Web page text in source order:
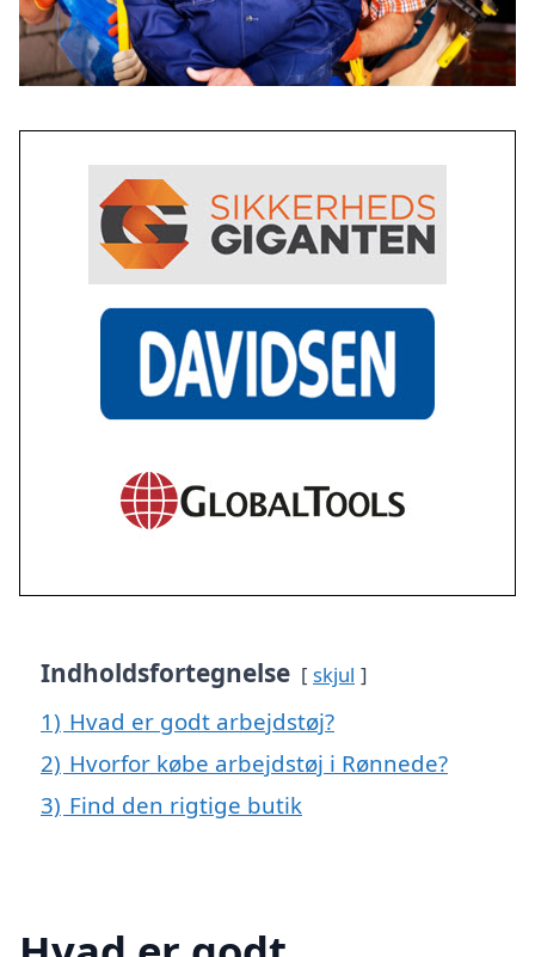
Indholdsfortegnelse skjul
1) Hvad er godt arbejdstøj?
2) Hvorfor købe arbejdstøj i Rønnede?
3) Find den rigtige butik